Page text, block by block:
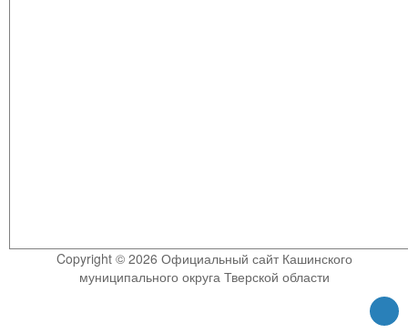
Copyright © 2026 Официальный сайт Кашинского
муниципального округа Тверской области